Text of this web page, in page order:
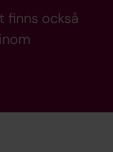
finns också